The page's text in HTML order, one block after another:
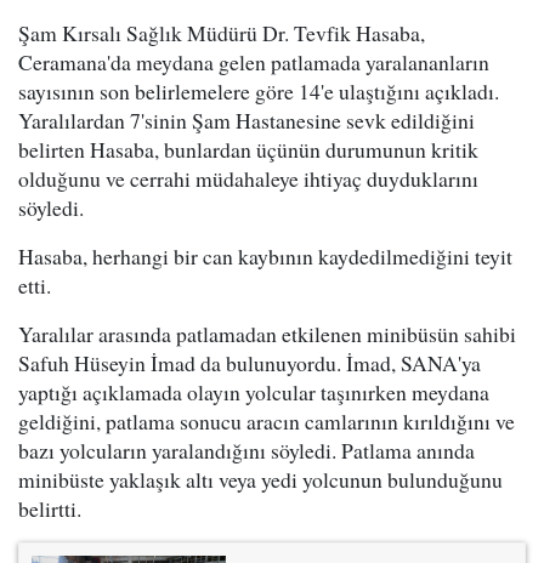
Şam Kırsalı Sağlık Müdürü Dr. Tevfik Hasaba,
Ceramana'da meydana gelen patlamada yaralananların
sayısının son belirlemelere göre 14'e ulaştığını açıkladı.
Yaralılardan 7'sinin Şam Hastanesine sevk edildiğini
belirten Hasaba, bunlardan üçünün durumunun kritik
olduğunu ve cerrahi müdahaleye ihtiyaç duyduklarını
söyledi.
Hasaba, herhangi bir can kaybının kaydedilmediğini teyit
etti.
Yaralılar arasında patlamadan etkilenen minibüsün sahibi
Safuh Hüseyin İmad da bulunuyordu. İmad, SANA'ya
yaptığı açıklamada olayın yolcular taşınırken meydana
geldiğini, patlama sonucu aracın camlarının kırıldığını ve
bazı yolcuların yaralandığını söyledi. Patlama anında
minibüste yaklaşık altı veya yedi yolcunun bulunduğunu
belirtti.